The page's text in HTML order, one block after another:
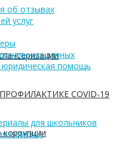
COVID-19
об отзывах
услуг
данных
юридическая помощь
для школьников
помощь